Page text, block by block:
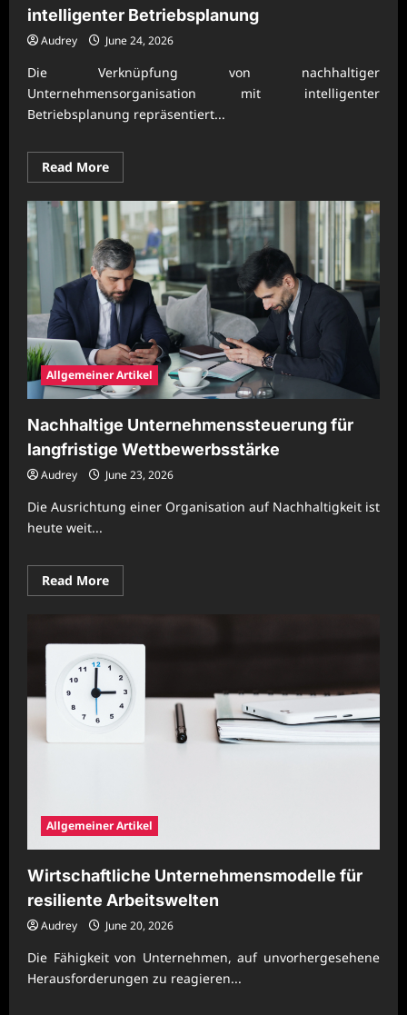
intelligenter Betriebsplanung
Audrey June 24, 2026
Die Verknüpfung von nachhaltiger
Unternehmensorganisation mit intelligenter
Betriebsplanung repräsentiert...
Read MoreRead
more
Nachhaltige
Unternehmensorganisation
mit
intelligenter
Betriebsplanung
Allgemeiner Artikel
Nachhaltige Unternehmenssteuerung für
langfristige Wettbewerbsstärke
Audrey June 23, 2026
Die Ausrichtung einer Organisation auf Nachhaltigkeit ist
heute weit...
Read MoreRead
more
für
langfristige
Wettbewerbsstärke
Allgemeiner Artikel
Wirtschaftliche Unternehmensmodelle für
resiliente Arbeitswelten
Audrey June 20, 2026
Die Fähigkeit von Unternehmen, auf unvorhergesehene
Herausforderungen zu reagieren...